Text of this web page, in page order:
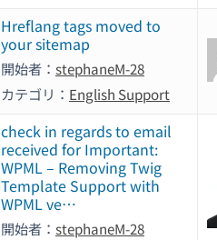
Hreflang tags moved to
your sitemap
開始者： stephaneM-28
カテゴリ： English Support
check in regards to email
received for Important:
WPML – Removing Twig
Template Support with
WPML ve…
開始者： stephaneM-28